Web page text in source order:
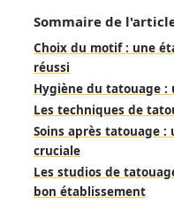
Sommaire de
Choix du motif : une
réussi
Hygiène du tatouage
Les techniques de
Soins après tatouage
cruciale
Les studios de
bon établissement